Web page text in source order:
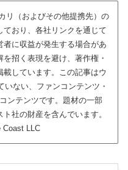
リ（およびその他提携先）の
おり、各社リンクを通じて
者に収益が発生する場合があ
招く表現を避け、著作権・
しています。この記事はウ
いない、ファンコンテンツ・
ンテンツです。題材の一部
社の財産を含んでいます。
LLC